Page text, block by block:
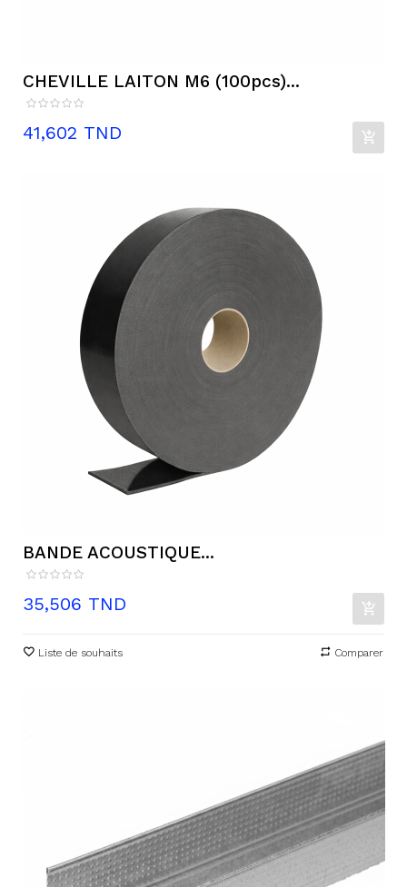
CHEVILLE LAITON M6 (100pcs)...
Prix
41,602 TND
BANDE ACOUSTIQUE...
Prix
35,506 TND
Liste de souhaits Comparer